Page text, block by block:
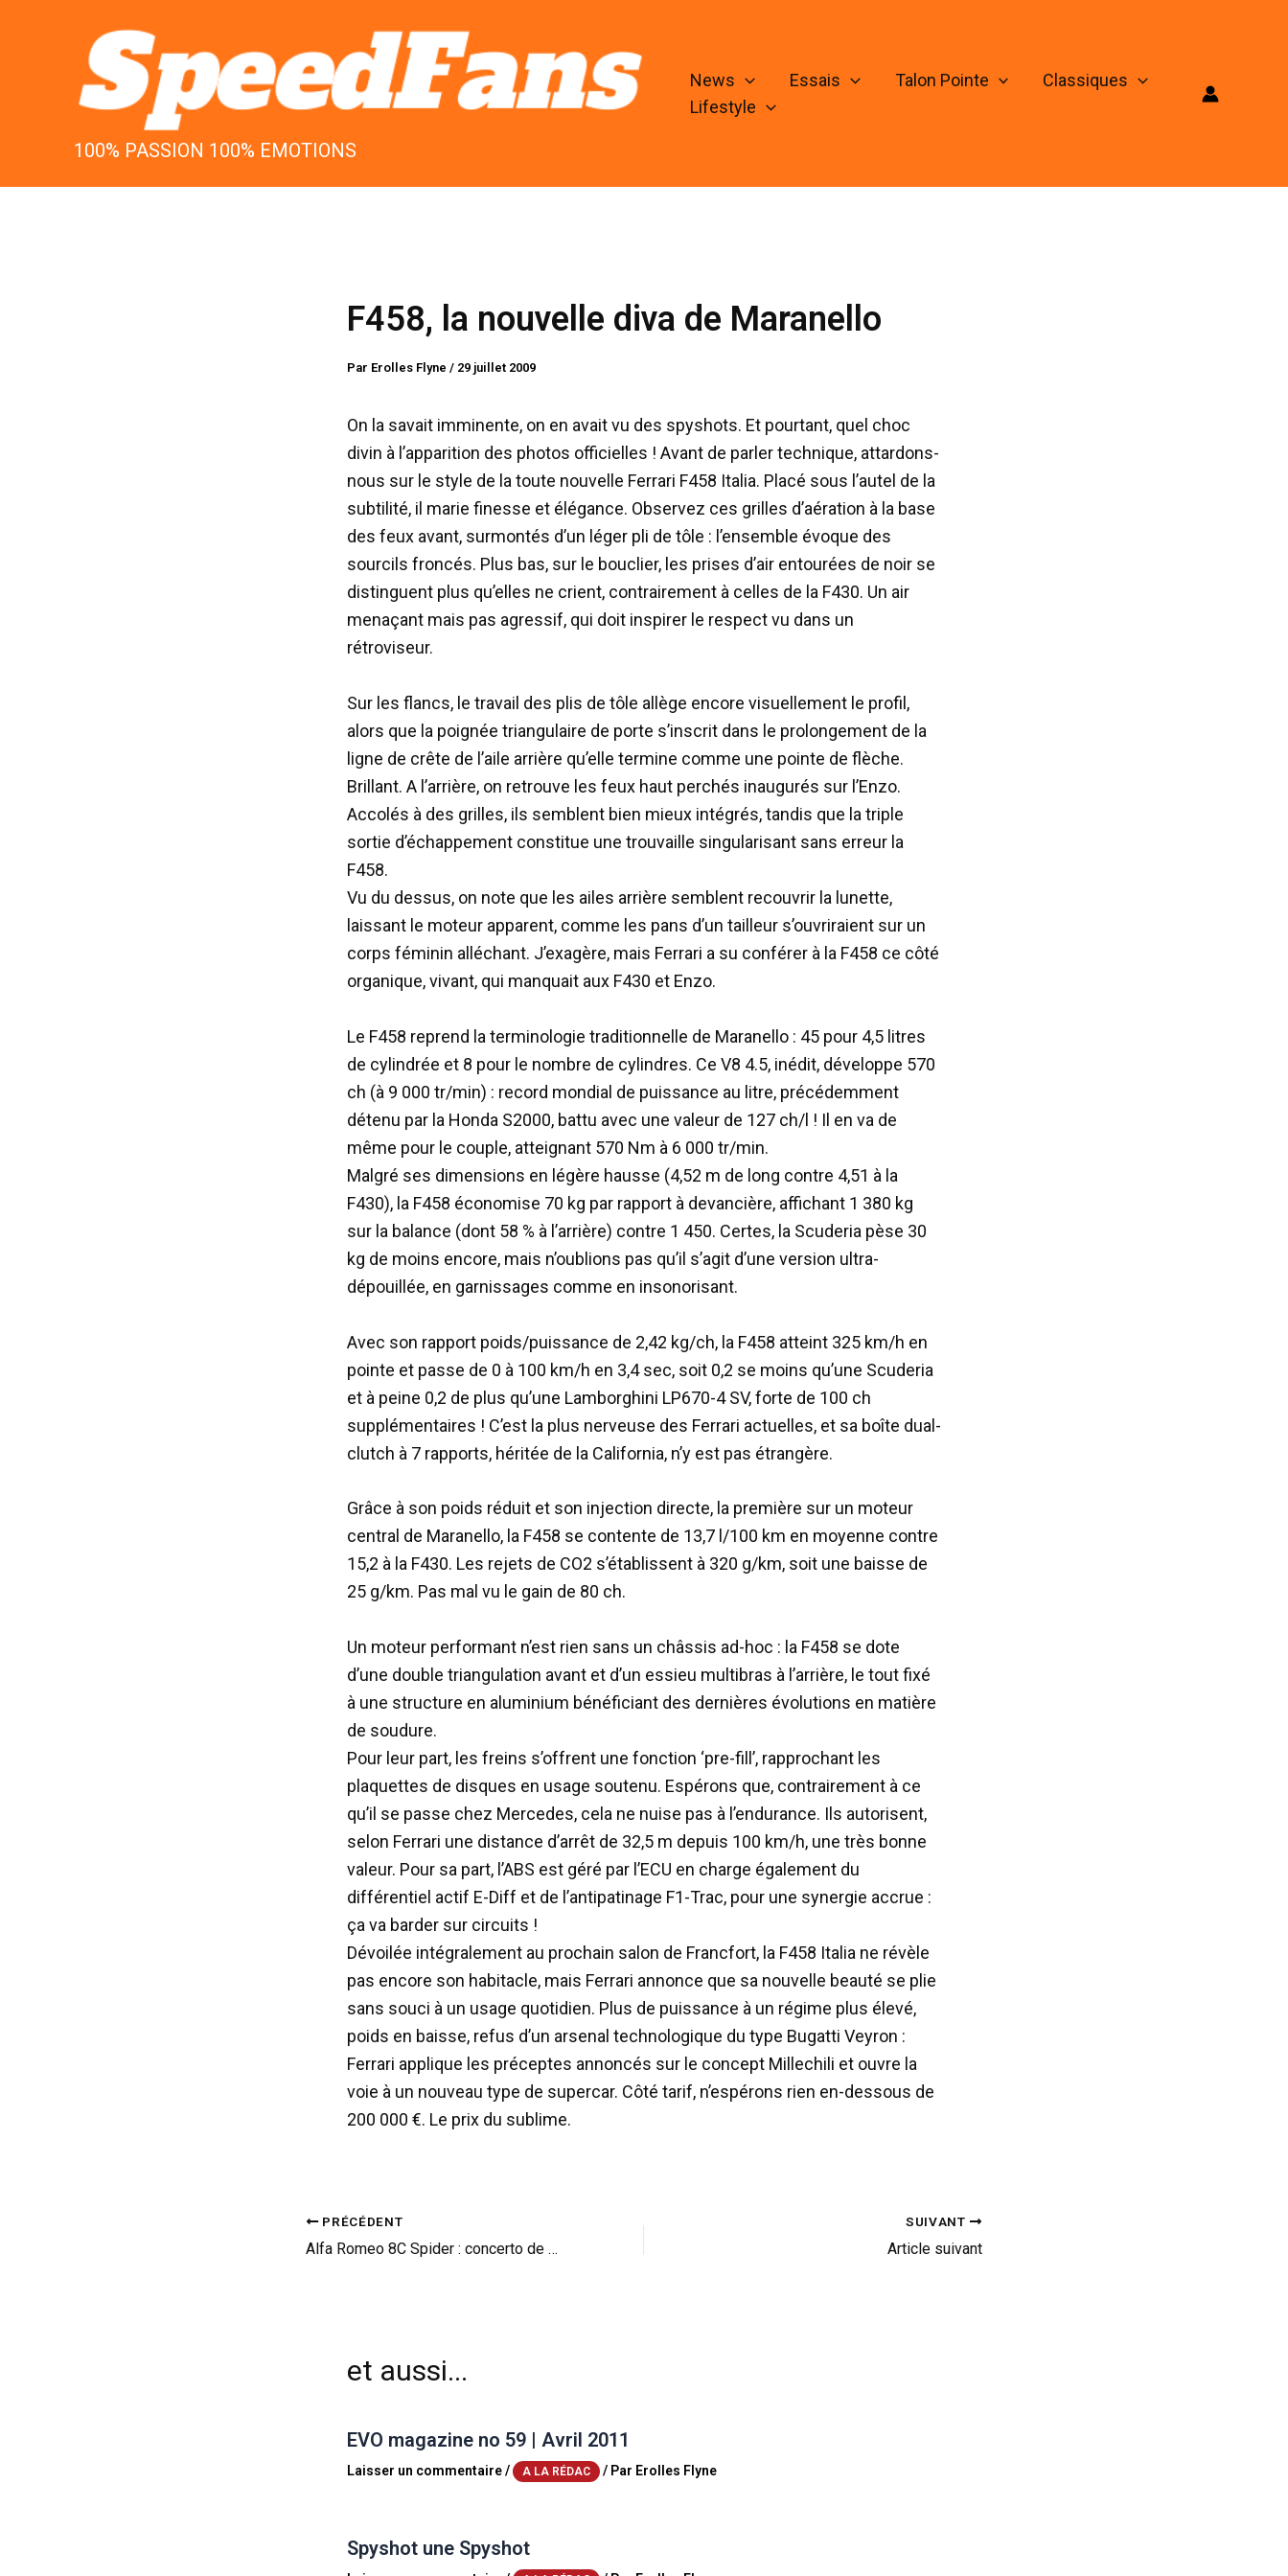
100% PASSION 100% EMOTIONS
News Essais Talon Pointe
Classiques
Lifestyle
F458, la nouvelle diva de Maranello
Par Erolles Flyne / 29 juillet 2009
On la savait imminente, on en avait vu des spyshots. Et pourtant, quel choc
divin à l’apparition des photos officielles ! Avant de parler technique, attardons-
nous sur le style de la toute nouvelle Ferrari F458 Italia. Placé sous l’autel de la
subtilité, il marie finesse et élégance. Observez ces grilles d’aération à la base
des feux avant, surmontés d’un léger pli de tôle : l’ensemble évoque des
sourcils froncés. Plus bas, sur le bouclier, les prises d’air entourées de noir se
distinguent plus qu’elles ne crient, contrairement à celles de la F430. Un air
menaçant mais pas agressif, qui doit inspirer le respect vu dans un
rétroviseur.
Sur les flancs, le travail des plis de tôle allège encore visuellement le profil,
alors que la poignée triangulaire de porte s’inscrit dans le prolongement de la
ligne de crête de l’aile arrière qu’elle termine comme une pointe de flèche.
Brillant. A l’arrière, on retrouve les feux haut perchés inaugurés sur l’Enzo.
Accolés à des grilles, ils semblent bien mieux intégrés, tandis que la triple
sortie d’échappement constitue une trouvaille singularisant sans erreur la
F458.
Vu du dessus, on note que les ailes arrière semblent recouvrir la lunette,
laissant le moteur apparent, comme les pans d’un tailleur s’ouvriraient sur un
corps féminin alléchant. J’exagère, mais Ferrari a su conférer à la F458 ce côté
organique, vivant, qui manquait aux F430 et Enzo.
Le F458 reprend la terminologie traditionnelle de Maranello : 45 pour 4,5 litres
de cylindrée et 8 pour le nombre de cylindres. Ce V8 4.5, inédit, développe 570
ch (à 9 000 tr/min) : record mondial de puissance au litre, précédemment
détenu par la Honda S2000, battu avec une valeur de 127 ch/l ! Il en va de
même pour le couple, atteignant 570 Nm à 6 000 tr/min.
Malgré ses dimensions en légère hausse (4,52 m de long contre 4,51 à la
F430), la F458 économise 70 kg par rapport à devancière, affichant 1 380 kg
sur la balance (dont 58 % à l’arrière) contre 1 450. Certes, la Scuderia pèse 30
kg de moins encore, mais n’oublions pas qu’il s’agit d’une version ultra-
dépouillée, en garnissages comme en insonorisant.
Avec son rapport poids/puissance de 2,42 kg/ch, la F458 atteint 325 km/h en
pointe et passe de 0 à 100 km/h en 3,4 sec, soit 0,2 se moins qu’une Scuderia
et à peine 0,2 de plus qu’une Lamborghini LP670-4 SV, forte de 100 ch
supplémentaires ! C’est la plus nerveuse des Ferrari actuelles, et sa boîte dual-
clutch à 7 rapports, héritée de la California, n’y est pas étrangère.
Grâce à son poids réduit et son injection directe, la première sur un moteur
central de Maranello, la F458 se contente de 13,7 l/100 km en moyenne contre
15,2 à la F430. Les rejets de CO2 s’établissent à 320 g/km, soit une baisse de
25 g/km. Pas mal vu le gain de 80 ch.
Un moteur performant n’est rien sans un châssis ad-hoc : la F458 se dote
d’une double triangulation avant et d’un essieu multibras à l’arrière, le tout fixé
à une structure en aluminium bénéficiant des dernières évolutions en matière
de soudure.
Pour leur part, les freins s’offrent une fonction ‘pre-fill’, rapprochant les
plaquettes de disques en usage soutenu. Espérons que, contrairement à ce
qu’il se passe chez Mercedes, cela ne nuise pas à l’endurance. Ils autorisent,
selon Ferrari une distance d’arrêt de 32,5 m depuis 100 km/h, une très bonne
valeur. Pour sa part, l’ABS est géré par l’ECU en charge également du
différentiel actif E-Diff et de l’antipatinage F1-Trac, pour une synergie accrue :
ça va barder sur circuits !
Dévoilée intégralement au prochain salon de Francfort, la F458 Italia ne révèle
pas encore son habitacle, mais Ferrari annonce que sa nouvelle beauté se plie
sans souci à un usage quotidien. Plus de puissance à un régime plus élevé,
poids en baisse, refus d’un arsenal technologique du type Bugatti Veyron :
Ferrari applique les préceptes annoncés sur le concept Millechili et ouvre la
voie à un nouveau type de supercar. Côté tarif, n’espérons rien en-dessous de
200 000 €. Le prix du sublime.
PRÉCÉDENT
Alfa Romeo 8C Spider : concerto de plein air
SUIVANT
Article suivant
et aussi...
EVO magazine no 59 | Avril 2011
Laisser un commentaire/ A LA RÉDAC / Par Erolles Flyne
Spyshot une Spyshot